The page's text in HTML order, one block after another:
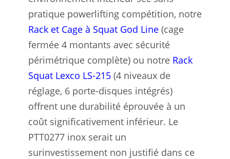
pratique powerlifting compétition, notre
Rack et Cage à Squat God Line (cage
fermée 4 montants avec sécurité
périmétrique complète) ou notre Rack
Squat Lexco LS-215 (4 niveaux de
réglage, 6 porte-disques intégrés)
offrent une durabilité éprouvée à un
coût significativement inférieur. Le
PTT0277 inox serait un
surinvestissement non justifié dans ce